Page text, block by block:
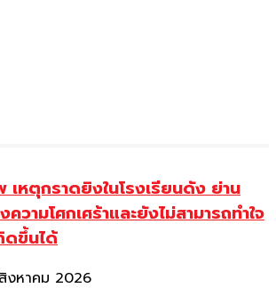
เหตุกราดยิงในโรงเรียนดัง ย่าน
วามโศกเศร้าและยังไม่สามารถทำใจ
ดขึ้นได้
งหาคม 2026